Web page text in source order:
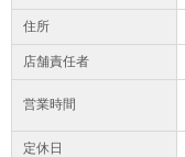
住所
店舗責任者
営業時間
定休日